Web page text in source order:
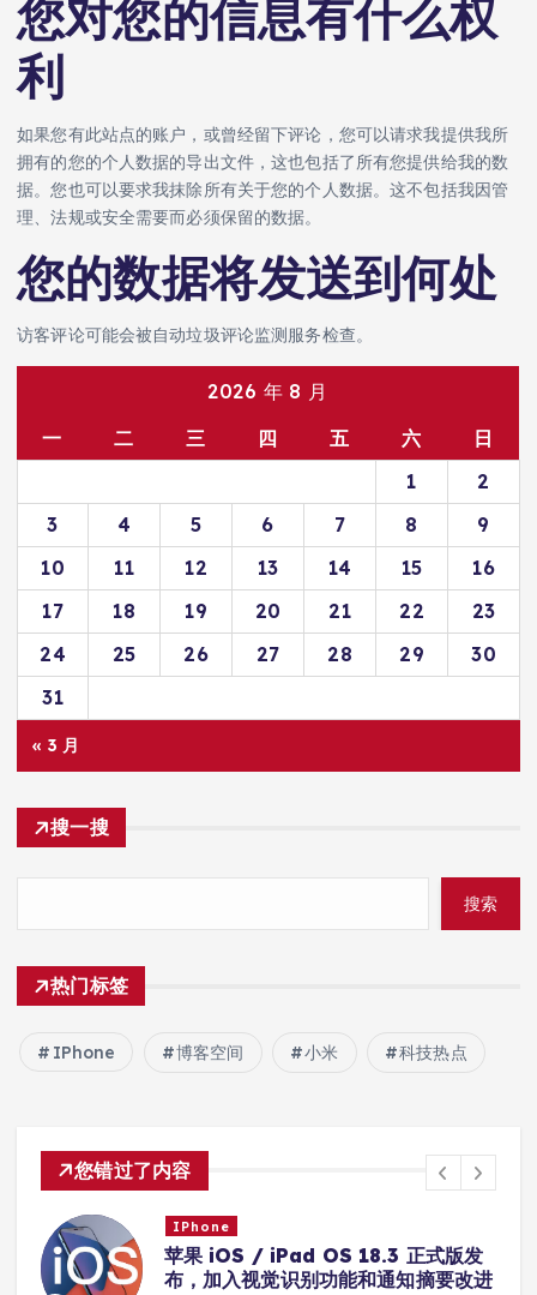
您对您的信息有什么权
利
如果您有此站点的账户，或曾经留下评论，您可以请求我提供我所
拥有的您的个人数据的导出文件，这也包括了所有您提供给我的数
据。您也可以要求我抹除所有关于您的个人数据。这不包括我因管
理、法规或安全需要而必须保留的数据。
您的数据将发送到何处
访客评论可能会被自动垃圾评论监测服务检查。
2026 年 8 月
一
二 三 四 五 六
日
1
2
3
4 5 6 7 8
9
10
11 12 13 14 15
16
17
18 19 20 21 22
23
24
25 26 27 28 29
30
31
« 3 月
搜一搜
搜索
热门标签
IPhone 博客空间 小米 科技热点
您错过了内容
IPhone
苹果 iOS / iPad OS 18.3 正式版发
布，加入视觉识别功能和通知摘要改进